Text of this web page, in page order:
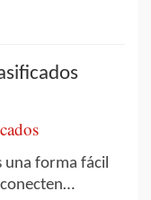
una forma fácil
conecten…